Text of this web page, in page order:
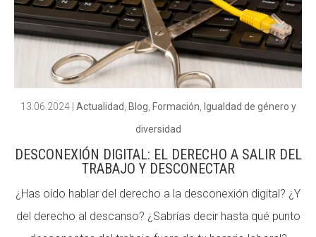
13.06.2024| Actualidad Blog Formación
Igualdad de género y
diversidad
DESCONEXIÓN DIGITAL: EL DERECHO A SALIR DEL
TRABAJO Y DESCONECTAR
¿Has oído hablar del derecho a la desconexión digital? ¿Y
del derecho al descanso? ¿Sabrías decir hasta qué punto